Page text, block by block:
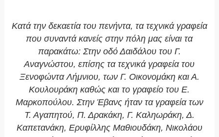
Κατά την δεκαετία του πενήντα, τα τεχνικά γραφεία
που συναντά κανείς στην πόλη μας είναι τα
παρακάτω: Στην οδό Δαιδάλου του Γ.
Αναγνώστου, επίσης τα τεχνικά γραφεία του
Ξενοφώντα Λήμνιου, των Γ. Οικονομάκη και Α.
Κουλουράκη καθώς και το γραφείο του Ε.
Μαρκοπούλου. Στην Έβανς ήταν τα γραφεία των
Τ. Αγαπητού, Π. Δρακάκη, Γ. Καληωράκη, Δ.
Καπετανάκη, Ερυφίλλης Μαθιουδάκη, Νικολάου